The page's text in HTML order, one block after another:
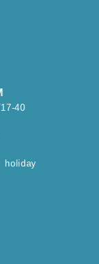
40
holiday